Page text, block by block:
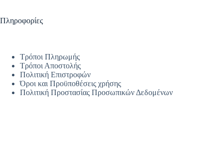
Πληροφορίες
Τρόποι Πληρωμής
Τρόποι Αποστολής
Πολιτική Επιστροφών
Όροι και Προϋποθέσεις χρήσης
Πολιτική Προστασίας Προσωπικών Δεδομένων